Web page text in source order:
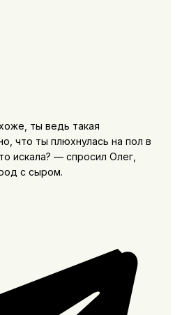
ты ведь такая
что ты плюхнулась на пол в
искала? — спросил Олег,
с сыром.